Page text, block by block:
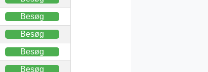
Besøg
Besøg
Besøg
Besøg